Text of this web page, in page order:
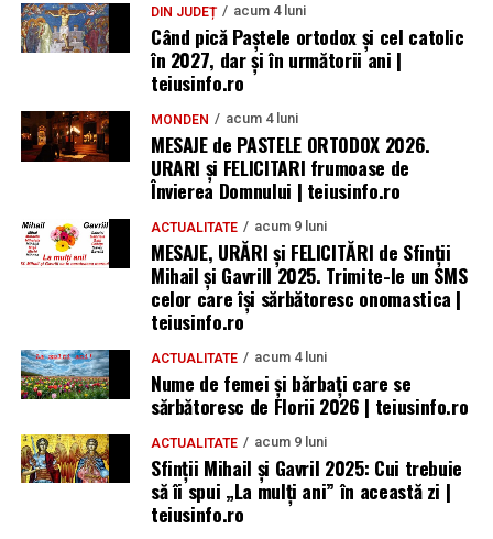
DIN JUDEȚ acum 4 luni
Când pică Paștele ortodox și cel catolic
în 2027, dar și în următorii ani |
teiusinfo.ro
MONDEN acum 4 luni
MESAJE de PASTELE ORTODOX 2026.
URARI și FELICITARI frumoase de
Învierea Domnului | teiusinfo.ro
ACTUALITATE acum 9 luni
MESAJE, URĂRI și FELICITĂRI de Sfinții
Mihail și Gavrill 2025. Trimite-le un SMS
celor care își sărbătoresc onomastica |
teiusinfo.ro
ACTUALITATE acum 4 luni
Nume de femei și bărbați care se
sărbătoresc de Florii 2026 | teiusinfo.ro
ACTUALITATE acum 9 luni
Sfinții Mihail și Gavril 2025: Cui trebuie
să îi spui „La mulţi ani” în această zi |
teiusinfo.ro